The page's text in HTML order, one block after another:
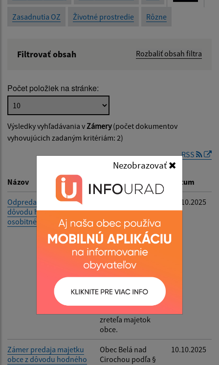
Nezobrazovať
Zasadnutia OZ Životné prostredie Rôzne
Filtrovať obsah Rozbaliť obsah filtra
Popis:
Dátum zverejnenia od:
Filtrovať Reset
Počet položiek na stránke:
Výsledky vyhľadávania v Zámery(počet dokumentov
vyhovujúcich zadaným kritériám: 2)
RSS
Názov Popis Dátum
Odpredaj majetku obce z
dôvodu hodného
osobitného zreteľa
Cirochou podľa §
9a ods. 15 písm. f)
zákona č.
138/1991 Zb. o
majetku obcí v
znení neskorších
predpisov
oznamuje zámer
odpredať ako
zreteľa majetok
obce.
10.10.2025
Zámer predaja majetku
obce z dôvodu hodného
Obec Belá nad
Cirochou podľa §
10.10.2025